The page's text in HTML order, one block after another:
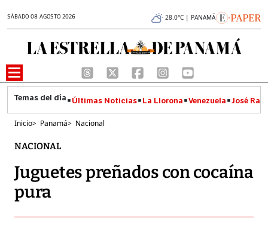
SÁBADO 08 AGOSTO 2026 28.0°C | PANAMÁ
Últimas Noticias La Llorona Venezuela José
Inicio> Panamá> Nacional
NACIONAL
Juguetes preñados con cocaína
pura